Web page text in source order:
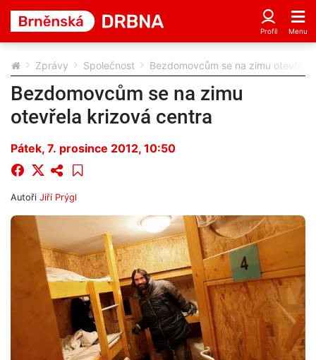
Zprávy Společnost Bezdomovcům se na zimu otevřela
Bezdomovcům se na zimu
otevřela krizová centra
Pátek, 7. prosince 2012, 10:50
Autoři Jiří Prýgl